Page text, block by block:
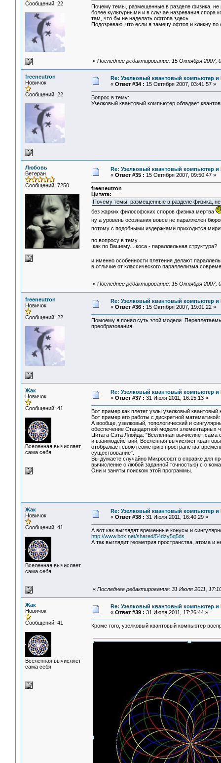
Сообщений: 22
Почему темы, размещенные в разделе физика,
более культурными и в случае назревания спора
там, что бы не наделать офтопа здесь.
Подозреваю, что если я замечу офтоп и кликну
« Последнее редактирование: 15 Октября 2007,
freeneutron
Новичок
Сообщений: 22
Re: Узелковый квантовый компьютер и
« Ответ #34 : 15 Октября 2007, 03:41:57 »
Вопрос в тему:
Узелковый квантовый компьютер обладает
Любовь
Ветеран
Сообщений: 7250
Re: Узелковый квантовый компьютер и
« Ответ #35 : 15 Октября 2007, 09:50:47 »
freeneutron
Цитата:
Почему темы, размещенные в разделе физика,
без жарких философских споров физика мертва
ну а уровень осознания вовсе не параллелен
потому с подобными издержками приходится
по вопросу в тему...
как по Вашему... коса - параллельная структура?
и именно особенности плетения делают
в отличие от классического параллелизма
« Последнее редактирование: 15 Октября 2007,
freeneutron
Новичок
Сообщений: 22
Re: Узелковый квантовый компьютер и
« Ответ #36 : 15 Октября 2007, 19:01:22 »
Помоему я понял суть этой модели.
преобразования.
Жак
Новичок
Сообщений: 41
Вселенная вычисляет
сама себя
Re: Узелковый квантовый компьютер и
« Ответ #37 : 31 Июля 2011, 16:15:13 »
Вот пример как плетет узлы узелковый
Вот пример его работы с дискретной математикой:
А вообще, узелковый, топологический и
обеспечение Стандартной модели элементарных
Цитата Сэта Ллойда: "Вселенная вычисляет
и взаимодействий, Вселенная вычисляет
отображает свою геометрию пространства-
существование".
Вы думаете случайно Микрософт в справке для
вычисление с любой заданной точностью) с с
Они и заняты поиском этой программы.
Жак
Новичок
Сообщений: 41
Вселенная вычисляет
сама себя
Re: Узелковый квантовый компьютер и
« Ответ #38 : 31 Июля 2011, 16:40:29 »
А вот как выглядят временные конусы и
http://www.box.net/shared/54dzy5q5ds
А так выглядит геометрия пространства, атома и
« Последнее редактирование: 31 Июля 2011,
Жак
Новичок
Сообщений: 41
Вселенная вычисляет
сама себя
Re: Узелковый квантовый компьютер и
« Ответ #39 : 31 Июля 2011, 17:26:44 »
Кроме того, узелковый квантовый компьютер